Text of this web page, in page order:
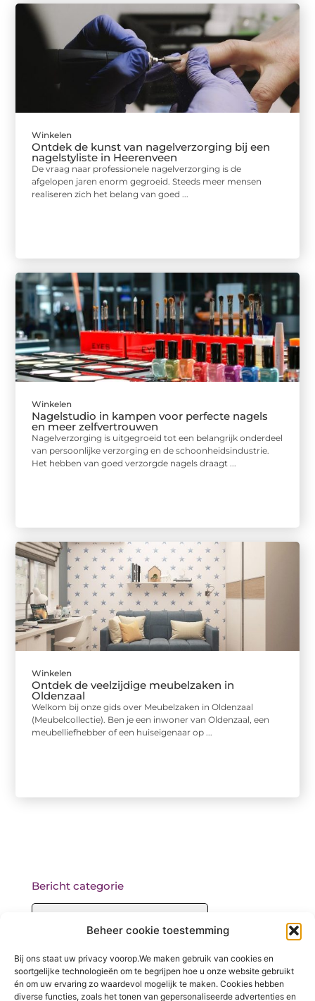
Beheer cookie toestemming
Bij ons staat uw privacy voorop.We maken gebruik van cookies en
soortgelijke technologieën om te begrijpen hoe u onze website gebruikt
én om uw ervaring zo waardevol mogelijk te maken. Cookies hebben
diverse functies, zoals het tonen van gepersonaliseerde advertenties en
Winkelen
Ontdek de kunst van nagelverzorging bij een
nagelstyliste in Heerenveen
De vraag naar professionele nagelverzorging is de
afgelopen jaren enorm gegroeid. Steeds meer mensen
realiseren zich het belang van goed ...
Winkelen
Nagelstudio in kampen voor perfecte nagels
en meer zelfvertrouwen
Nagelverzorging is uitgegroeid tot een belangrijk onderdeel
van persoonlijke verzorging en de schoonheidsindustrie.
Het hebben van goed verzorgde nagels draagt ...
Winkelen
Ontdek de veelzijdige meubelzaken in
Oldenzaal
Welkom bij onze gids over Meubelzaken in Oldenzaal
(Meubelcollectie). Ben je een inwoner van Oldenzaal, een
meubelliefhebber of een huiseigenaar op ...
Onze informatie
Bericht categorie